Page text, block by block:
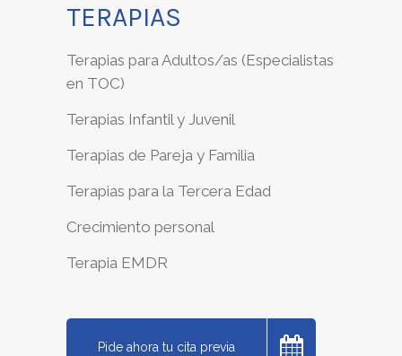
TERAPIAS
Terapias para Adultos/as (Especialistas
en TOC)
Terapias Infantil y Juvenil
Terapias de Pareja y Familia
Terapias para la Tercera Edad
Crecimiento personal
Terapia EMDR
Pide ahora tu cita previa